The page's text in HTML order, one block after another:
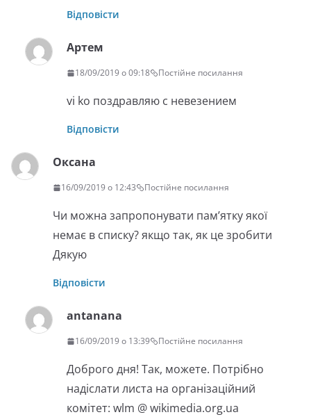
Відповісти
Артем
18/09/2019 о 09:18 Постійне посилання
vi ko поздравляю с невезением
Відповісти
Оксана
16/09/2019 о 12:43 Постійне посилання
Чи можна запропонувати пам’ятку якої
немає в списку? якщо так, як це зробити
Дякую
Відповісти
antanana
16/09/2019 о 13:39 Постійне посилання
Доброго дня! Так, можете. Потрібно
надіслати листа на організаційний
комітет: wlm @ wikimedia.org.ua